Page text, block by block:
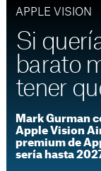
APPLE VISION
Si
barato
tener
Mark Gurman
Apple Vision
premium de
sería hasta